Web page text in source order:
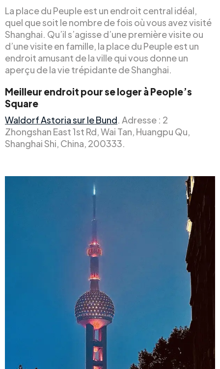
La place du Peuple est un endroit central idéal,
quel que soit le nombre de fois où vous avez visité
Shanghai. Qu’il s’agisse d’une première visite ou
d’une visite en famille, la place du Peuple est un
endroit amusant de la ville qui vous donne un
aperçu de la vie trépidante de Shanghai.
Meilleur endroit pour se loger à People’s
Square
Waldorf Astoria sur le Bund. Adresse : 2
Zhongshan East 1st Rd, Wai Tan, Huangpu Qu,
Shanghai Shi, China, 200333.